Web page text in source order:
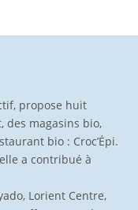
propose huit
des magasins bio,
bio : Croc’Épi.
a contribué à
Lorient Centre,